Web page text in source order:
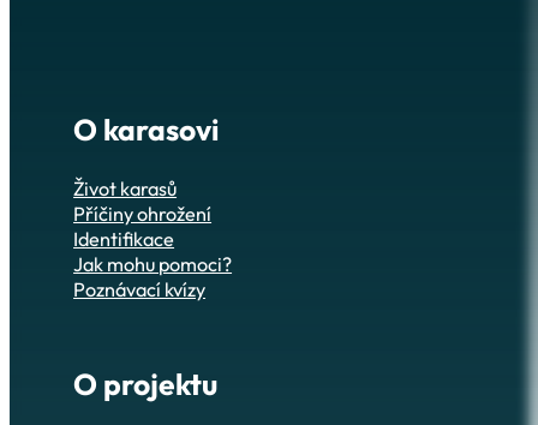
O karasovi
Život karasů
Příčiny ohrožení
Identifikace
Jak mohu pomoci?
Poznávací kvízy
O projektu